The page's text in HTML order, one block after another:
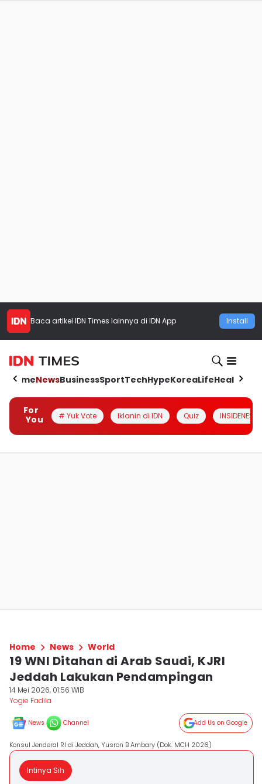
Baca artikel IDN Times lainnya di IDN App Install
HomeNewsBusinessSportTechHypeKoreaLifeHealth
For
You
# Yuk Vote Iklanin di IDN Quiz INSIDENESIA
Home News World
19 WNI Ditahan di Arab Saudi, KJRI
Jeddah Lakukan Pendampingan
14 Mei 2026, 01:56 WIB
Yogie Fadila
News Channel Add Us on Google
Konsul Jenderal RI di Jeddah, Yusron B Ambary (Dok. MCH 2026)
Intinya Sih